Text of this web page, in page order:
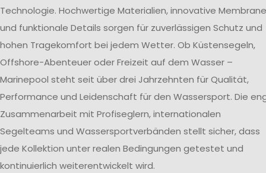
Technologie. Hochwertige Materialien, innovative
und funktionale Details sorgen für zuverlässigen Schutz und
hohen Tragekomfort bei jedem Wetter. Ob Küstensegeln,
Offshore-Abenteuer oder Freizeit auf dem Wasser –
Marinepool steht seit über drei Jahrzehnten für Qualität,
Performance und Leidenschaft für den Wassersport. Die
Zusammenarbeit mit Profiseglern, internationalen
Segelteams und Wassersportverbänden stellt sicher, dass
jede Kollektion unter realen Bedingungen getestet und
kontinuierlich weiterentwickelt wird.